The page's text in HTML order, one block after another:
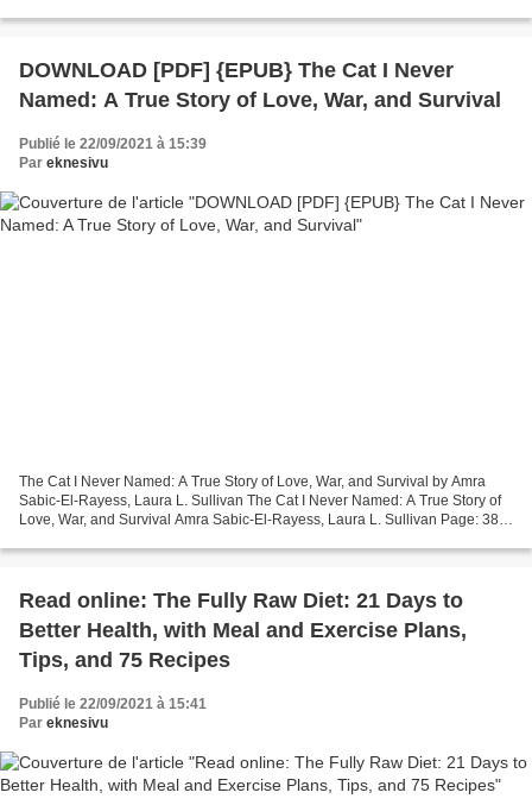
DOWNLOAD [PDF] {EPUB} The Cat I Never
Named: A True Story of Love, War, and Survival
Publié le 22/09/2021 à 15:39
Par eknesivu
The Cat I Never Named: A True Story of Love, War, and Survival by Amra
Sabic-El-Rayess, Laura L. Sullivan The Cat I Never Named: A True Story of
Love, War, and Survival Amra Sabic-El-Rayess, Laura L. Sullivan Page: 384
Read online: The Fully Raw Diet: 21 Days to
Better Health, with Meal and Exercise Plans,
Tips, and 75 Recipes
Publié le 22/09/2021 à 15:41
Par eknesivu